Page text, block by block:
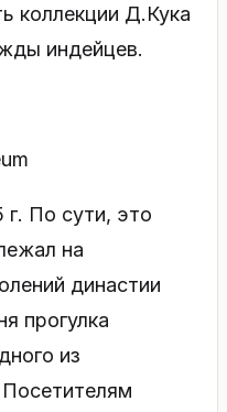
коллекции Д.Кука
индейцев.
По сути, это
на
династии
прогулка
из